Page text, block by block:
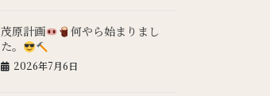
茂原計画
何やら始まりまし
た。
2026年7月6日